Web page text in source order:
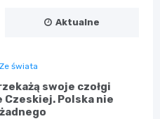
Aktualne
Ze świata
swoje czołgi
Czeskiej. Polska nie